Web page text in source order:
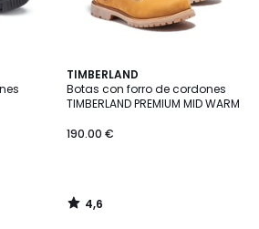
TIMBERLAND
Botas con forro de cordones
TIMBERLAND PREMIUM MID WARM
190.00 €
4,6
/ 5
4,6
/